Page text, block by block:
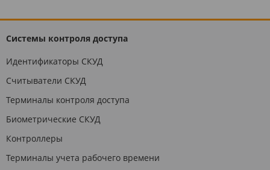
Системы контроля доступа
Идентификаторы СКУД
Считыватели СКУД
Терминалы контроля доступа
Биометрические СКУД
Контроллеры
Терминалы учета рабочего времени